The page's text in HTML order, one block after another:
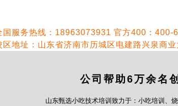
国服务热线：18963073931 官方400：400-
区地址：山东省济南市历城区电建路兴泉商
公司帮助6万余名
山东甄选小吃技术培训致力于：小吃培训、